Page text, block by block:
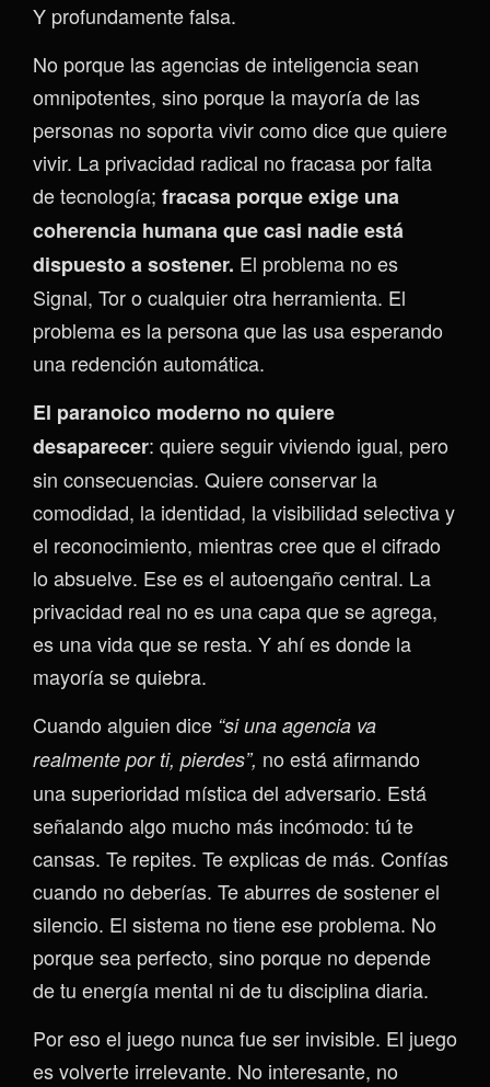
Y profundamente falsa.
No porque las agencias de inteligencia sean
omnipotentes, sino porque la mayoría de las
personas no soporta vivir como dice que quiere
vivir. La privacidad radical no fracasa por falta
de tecnología; fracasa porque exige una
coherencia humana que casi nadie está
dispuesto a sostener. El problema no es
Signal, Tor o cualquier otra herramienta. El
problema es la persona que las usa esperando
una redención automática.
El paranoico moderno no quiere
desaparecer: quiere seguir viviendo igual, pero
sin consecuencias. Quiere conservar la
comodidad, la identidad, la visibilidad selectiva y
el reconocimiento, mientras cree que el cifrado
lo absuelve. Ese es el autoengaño central. La
privacidad real no es una capa que se agrega,
es una vida que se resta. Y ahí es donde la
mayoría se quiebra.
Cuando alguien dice “si una agencia va
realmente por ti, pierdes”, no está afirmando
una superioridad mística del adversario. Está
señalando algo mucho más incómodo: tú te
cansas. Te repites. Te explicas de más. Confías
cuando no deberías. Te aburres de sostener el
silencio. El sistema no tiene ese problema. No
porque sea perfecto, sino porque no depende
de tu energía mental ni de tu disciplina diaria.
Por eso el juego nunca fue ser invisible. El juego
es volverte irrelevante. No interesante, no